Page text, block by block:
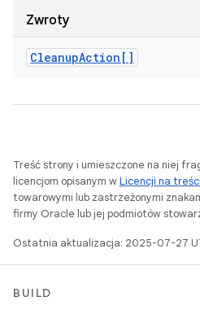
Zwroty
CleanupAction[]
Treść strony i umieszczone na niej
licencjom opisanym wLicencji na treści
towarowymi lub zastrzeżonymi
firmy Oracle lub jej podmiotów
Ostatnia aktualizacja: 2025-07-27
BUILD